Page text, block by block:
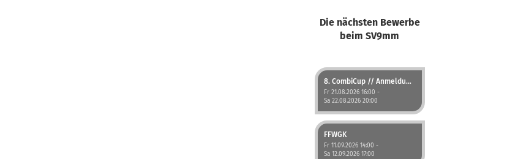
Die nächsten Bewerbe
beim SV9mm
8. CombiCup // Anmeldung jetzt möglich!
Fr 21.08.2026 16:00 -
Sa 22.08.2026 20:00
FFWGK
Fr 11.09.2026 14:00 -
Sa 12.09.2026 17:00